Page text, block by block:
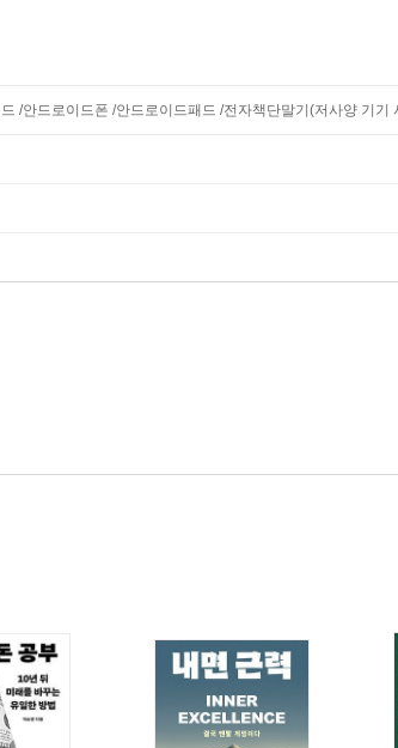
/안드로이드폰 /안드로이드패드 /전자책단말기(저사양 기기